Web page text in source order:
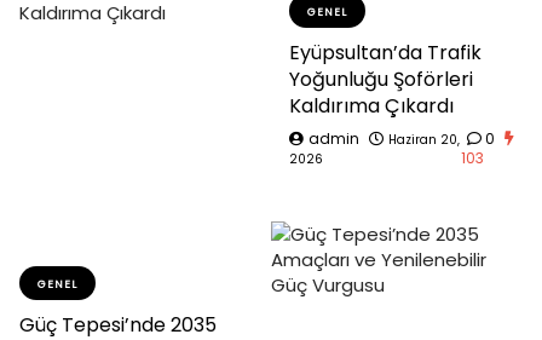
GENEL
Eyüpsultan’da Trafik
Yoğunluğu Şoförleri
Kaldırıma Çıkardı
admin
Haziran 20,
2026
0
103
GENEL
Güç Tepesi’nde 2035